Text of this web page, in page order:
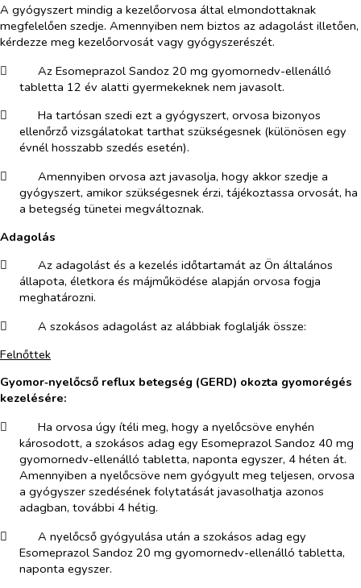
A gyógyszert mindig a kezelőorvosa által elmondottaknak
megfelelően szedje. Amennyiben nem biztos az adagolást illetően,
kérdezze meg kezelőorvosát vagy gyógyszerészét.
​
Az Esomeprazol Sandoz 20 mg gyomornedv-ellenálló
tabletta 12 év alatti gyermekeknek nem javasolt.
​
Ha tartósan szedi ezt a gyógyszert, orvosa bizonyos
ellenőrző vizsgálatokat tarthat szükségesnek (különösen egy
évnél hosszabb szedés esetén).
​
Amennyiben orvosa azt javasolja, hogy akkor szedje a
gyógyszert, amikor szükségesnek érzi, tájékoztassa orvosát, ha
a betegség tünetei megváltoznak.
Adagolás
​
Az adagolást és a kezelés időtartamát az Ön általános
állapota, életkora és májműködése alapján orvosa fogja
meghatározni.
​
A szokásos adagolást az alábbiak foglalják össze:
Felnőttek
Gyomor‑nyelőcső reflux betegség (GERD) okozta gyomorégés
kezelésére:
​
Ha orvosa úgy ítéli meg, hogy a nyelőcsöve enyhén
károsodott, a szokásos adag egy Esomeprazol Sandoz 40 mg
gyomornedv-ellenálló tabletta, naponta egyszer, 4 héten át.
Amennyiben a nyelőcsöve nem gyógyult meg teljesen, orvosa
a gyógyszer szedésének folytatását javasolhatja azonos
adagban, további 4 hétig.
​
A nyelőcső gyógyulása után a szokásos adag egy
Esomeprazol Sandoz 20 mg gyomornedv-ellenálló tabletta,
naponta egyszer.